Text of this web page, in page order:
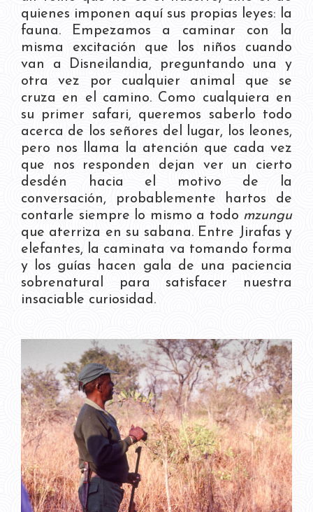
quienes imponen aquí sus propias leyes: la
fauna. Empezamos a caminar con la
misma excitación que los niños cuando
van a Disneilandia, preguntando una y
otra vez por cualquier animal que se
cruza en el camino. Como cualquiera en
su primer safari, queremos saberlo todo
acerca de los señores del lugar, los leones,
pero nos llama la atención que cada vez
que nos responden dejan ver un cierto
desdén hacia el motivo de la
conversación, probablemente hartos de
contarle siempre lo mismo a todo mzungu
que aterriza en su sabana. Entre Jirafas y
elefantes, la caminata va tomando forma
y los guías hacen gala de una paciencia
sobrenatural para satisfacer nuestra
insaciable curiosidad.